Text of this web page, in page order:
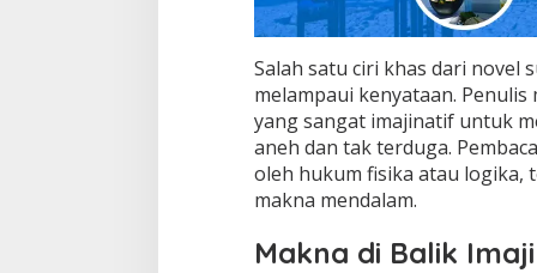
Salah satu ciri khas dari novel
melampaui kenyataan.
yang sangat imajinatif untuk
aneh dan tak terduga.
oleh hukum fisika atau logika,
makna mendalam.
Makna di Balik